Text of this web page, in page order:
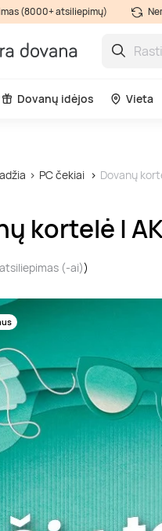
(8000+ atsiliepimų)
Dovanų idėjos Vieta
PC čekiai Dovanų
kortelė |
(-ai))